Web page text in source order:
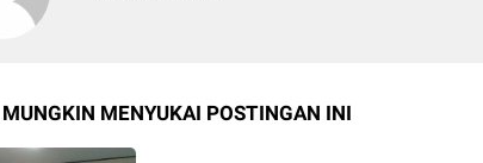
MENYUKAI POSTINGAN INI